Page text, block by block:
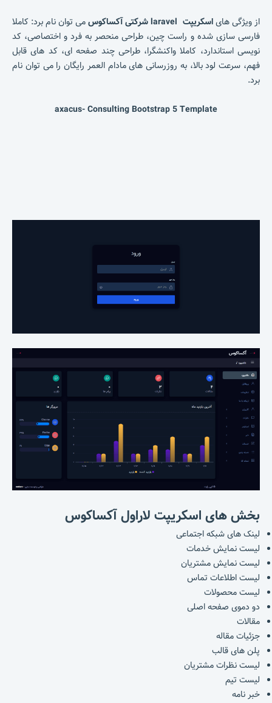
از ویژگی هایاسکریپت laravel شرکتی آکساکوس
می توان نام برد: کاملا
فارسی سازی شده و راست چین، طراحی منحصر به فرد و اختصاصی، کد
نویسی استاندارد، کاملا واکنشگرا، طراحی چند صفحه ای، کد های قابل
فهم، سرعت لود بالا، به روزرسانی های مادام العمر رایگان را می توان نام
برد.
axacus- Consulting Bootstrap 5 Template
بخش های اسکریپت لاراولآکساکوس
لینک های شبکه اجتماعی
لیست نمایش خدمات
لیست نمایش مشتریان
لیست اطلاعات تماس
لیست محصولات
دو دموی صفحه اصلی
مقالات
جزئیات مقاله
پلن های قالب
لیست نظرات مشتریان
لیست تیم
خبر نامه